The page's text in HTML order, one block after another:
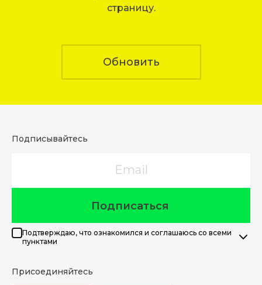
страницу.
Обновить
Подписывайтесь
Подписаться
Подтверждаю, что ознакомился и соглашаюсь со всеми
пунктами
Присоединяйтесь